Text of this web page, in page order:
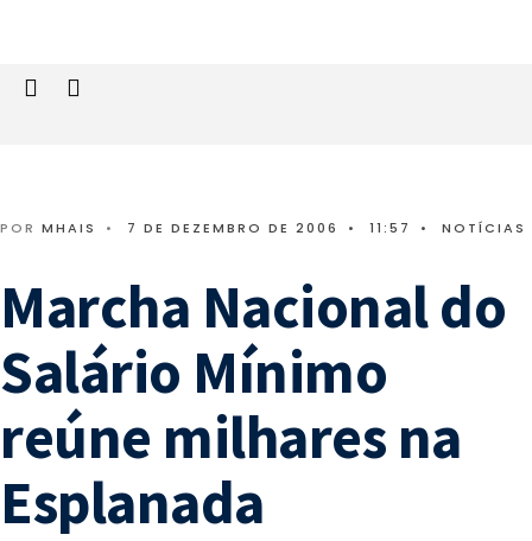
POR MHAIS • 7 DE DEZEMBRO DE 2006 • 11:57 • NOTÍCIAS
Marcha Nacional do
Salário Mínimo
reúne milhares na
Esplanada